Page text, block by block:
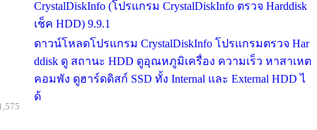
CrystalDiskInfo (โปรแกรม CrystalDiskInfo ตรวจ Harddisk
เช็ค HDD) 9.9.1
ดาวน์โหลดโปรแกรม CrystalDiskInfo โปรแกรมตรวจ Har
ddisk ดู สถานะ HDD ดูอุณหภูมิเครื่อง ความเร็ว หาสาเหต
คอมพัง ดูฮาร์ดดิสก์ SSD ทั้ง Internal และ External HDD ไ
ด้